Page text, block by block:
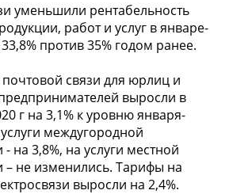
уменьшили рентабельность
работ и услуг в январе-
против 35% годом ранее.
связи для юрлиц и
выросли в
г на 3,1% к уровню января-
междугородной
на 3,8%, на услуги местной
– не изменились. Тарифы на
выросли на 2,4%.